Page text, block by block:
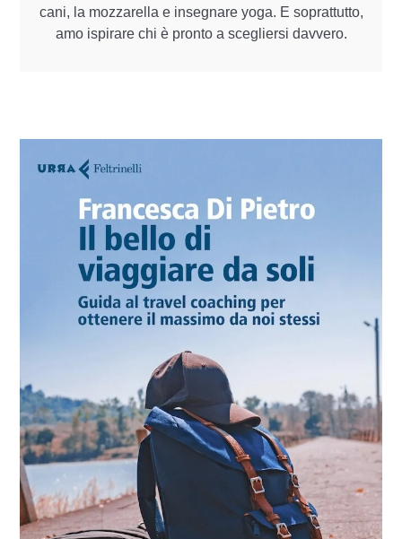
cani, la mozzarella e insegnare yoga. E soprattutto,
amo ispirare chi è pronto a scegliersi davvero.